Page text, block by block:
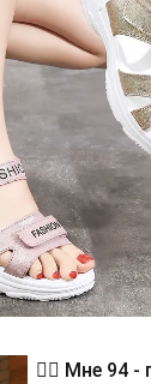
❤️‍🔥 Мне 94 -